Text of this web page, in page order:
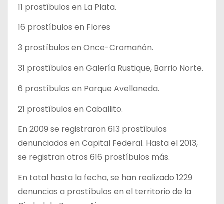
11 prostíbulos en La Plata.
16 prostíbulos en Flores
3 prostíbulos en Once-Cromañón.
31 prostíbulos en Galería Rustique, Barrio Norte.
6 prostíbulos en Parque Avellaneda.
21 prostíbulos en Caballito.
En 2009 se registraron 613 prostíbulos
denunciados en Capital Federal. Hasta el 2013,
se registran otros 616 prostíbulos más.
En total hasta la fecha, se han realizado 1229
denuncias a prostíbulos en el territorio de la